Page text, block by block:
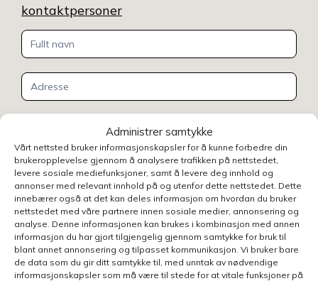
Administrer samtykke
Vårt nettsted bruker informasjonskapsler for å kunne forbedre din
brukeropplevelse gjennom å analysere trafikken på nettstedet,
levere sosiale mediefunksjoner, samt å levere deg innhold og
annonser med relevant innhold på og utenfor dette nettstedet. Dette
innebærer også at det kan deles informasjon om hvordan du bruker
nettstedet med våre partnere innen sosiale medier, annonsering og
analyse. Denne informasjonen kan brukes i kombinasjon med annen
informasjon du har gjort tilgjengelig gjennom samtykke for bruk til
blant annet annonsering og tilpasset kommunikasjon. Vi bruker bare
de data som du gir ditt samtykke til, med unntak av nødvendige
informasjonskapsler som må være til stede for at vitale funksjoner på
kontaktpersoner
Kontakt
oss